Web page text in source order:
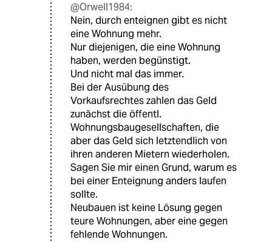
@Orwell1984:
Nein, durch enteignen gibt es nicht
eine Wohnung mehr.
Nur diejenigen, die eine Wohnung
haben, werden begünstigt.
Und nicht mal das immer.
Bei der Ausübung des
Vorkaufsrechtes zahlen das Geld
zunächst die öffentl.
Wohnungsbaugesellschaften, die
aber das Geld sich letztendlich von
ihren anderen Mietern wiederholen.
Sagen Sie mir einen Grund, warum es
bei einer Enteignung anders laufen
sollte.
Neubauen ist keine Lösung gegen
teure Wohnungen, aber eine gegen
fehlende Wohnungen.